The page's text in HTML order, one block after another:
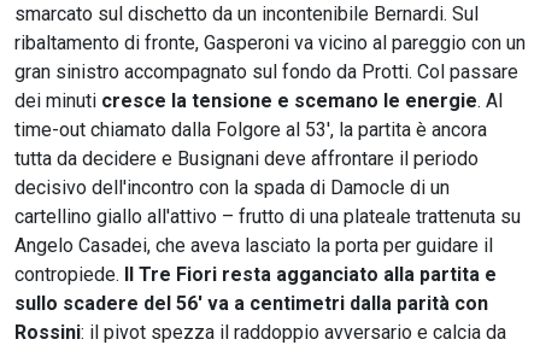
smarcato sul dischetto da un incontenibile Bernardi. Sul
ribaltamento di fronte, Gasperoni va vicino al pareggio con un
gran sinistro accompagnato sul fondo da Protti. Col passare
dei minuti cresce la tensione e scemano le energie. Al
time-out chiamato dalla Folgore al 53', la partita è ancora
tutta da decidere e Busignani deve affrontare il periodo
decisivo dell'incontro con la spada di Damocle di un
cartellino giallo all'attivo – frutto di una plateale trattenuta su
Angelo Casadei, che aveva lasciato la porta per guidare il
contropiede. Il Tre Fiori resta agganciato alla partita e
sullo scadere del 56' va a centimetri dalla parità con
Rossini: il pivot spezza il raddoppio avversario e calcia da